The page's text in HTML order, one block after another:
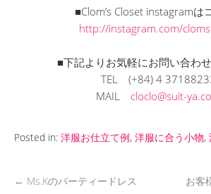
■Clom’s Closet instagramは
http://instagram.com/
■下記よりお気軽にお問い合わ
TEL (+84) 4
MAIL cloclo@suit-
Posted in: 洋服お仕立て例, 洋服に合う小物,
← Ms.Kのパーティードレス お客